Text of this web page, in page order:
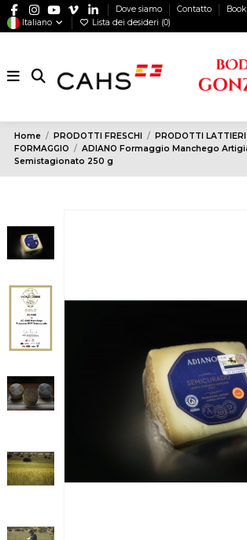
Dove siamo Contatto
Italiano
Lista dei desideri (0)
Home PRODOTTI FRESCHI
PRODOTTI LATTIERI
FORMAGGIO
ADIANO Formaggio Manchego
Semistagionato 250 g